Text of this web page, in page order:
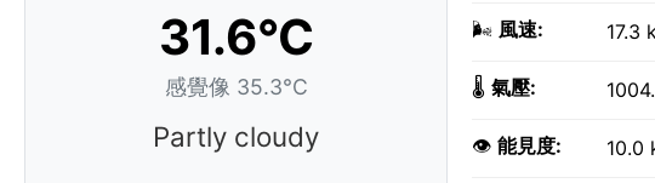
31.6°C
感覺像 35.3°C
Partly cloudy
🌬️ 風速: 17.3
🌡️ 氣壓:
👁️ 能見度: 10.0